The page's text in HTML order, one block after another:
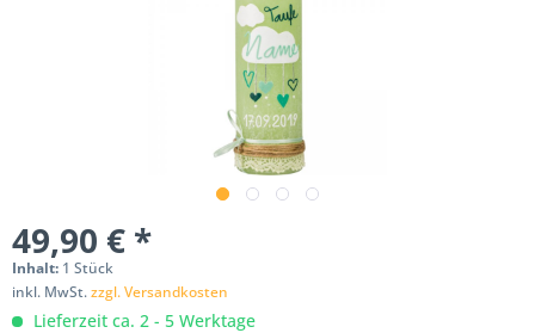
49,90 € *
Inhalt: 1 Stück
inkl. MwSt.zzgl. Versandkosten
Lieferzeit ca. 2 - 5 Werktage